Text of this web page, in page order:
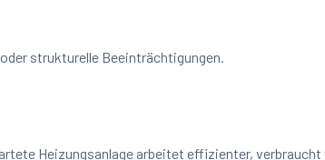
strukturelle Beeinträchtigungen.
Heizungsanlage arbeitet effizienter, verbraucht